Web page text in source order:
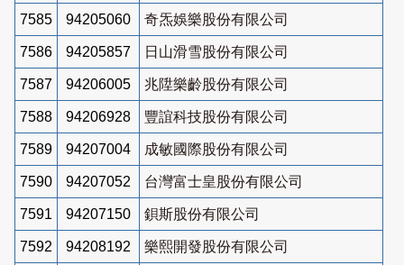
7585 94205060 奇炁娛樂股份有限公司
7586 94205857 日山滑雪股份有限公司
7587 94206005 兆陞樂齡股份有限公司
7588 94206928 豐誼科技股份有限公司
7589 94207004 成敏國際股份有限公司
7590 94207052 台灣富士皇股份有限公司
7591 94207150 鋇斯股份有限公司
7592 94208192 樂熙開發股份有限公司